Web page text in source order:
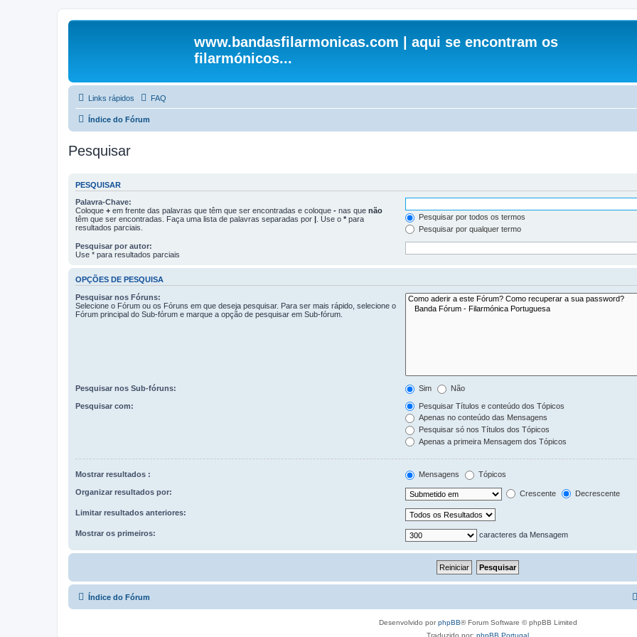
www.bandasfilarmonicas.com | aqui se encontram os
filarmónicos...
Links rápidos FAQ
Índice do Fórum
Pesquisar
PESQUISAR
Palavra-Chave:
Coloque + em frente das palavras que têm que ser encontradas e coloque - nas que não
têm que ser encontradas. Faça uma lista de palavras separadas por | . Use o * para
resultados parciais.
Pesquisar por todos os termos
Pesquisar por qualquer termo
Pesquisar por autor:
Use * para resultados parciais
OPÇÕES DE PESQUISA
Pesquisar nos Fóruns:
Selecione o Fórum ou os Fóruns em que deseja pesquisar. Para ser mais rápido, selecione o
Fórum principal do Sub-fórum e marque a opção de pesquisar em Sub-fórum.
Pesquisar nos Sub-fóruns: Sim Não
Pesquisar com:
Pesquisar Títulos e conteúdo dos Tópicos
Apenas no conteúdo das Mensagens
Pesquisar só nos Títulos dos Tópicos
Apenas a primeira Mensagem dos Tópicos
Mostrar resultados : Mensagens Tópicos
Organizar resultados por: Crescente Decrescente
Limitar resultados anteriores:
Mostrar os primeiros: caracteres da Mensagem
Índice do Fórum
Desenvolvido porphpBB® Forum Software © phpBB Limited
Traduzido por: phpBB Portugal